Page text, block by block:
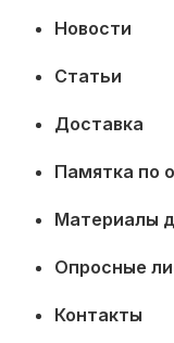
Новости
Статьи
Доставка
Памятка по
Материалы
Опросные
Контакты